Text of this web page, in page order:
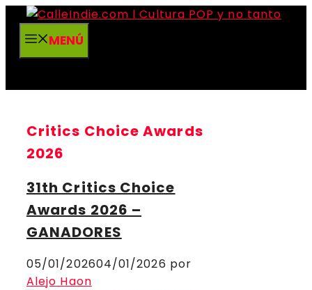
Saltar
contenidoMENÚ
Critics Choice Awards
2026
31th Critics Choice
Awards 2026 –
GANADORES
05/01/202604/01/2026 por
Alejo Haon